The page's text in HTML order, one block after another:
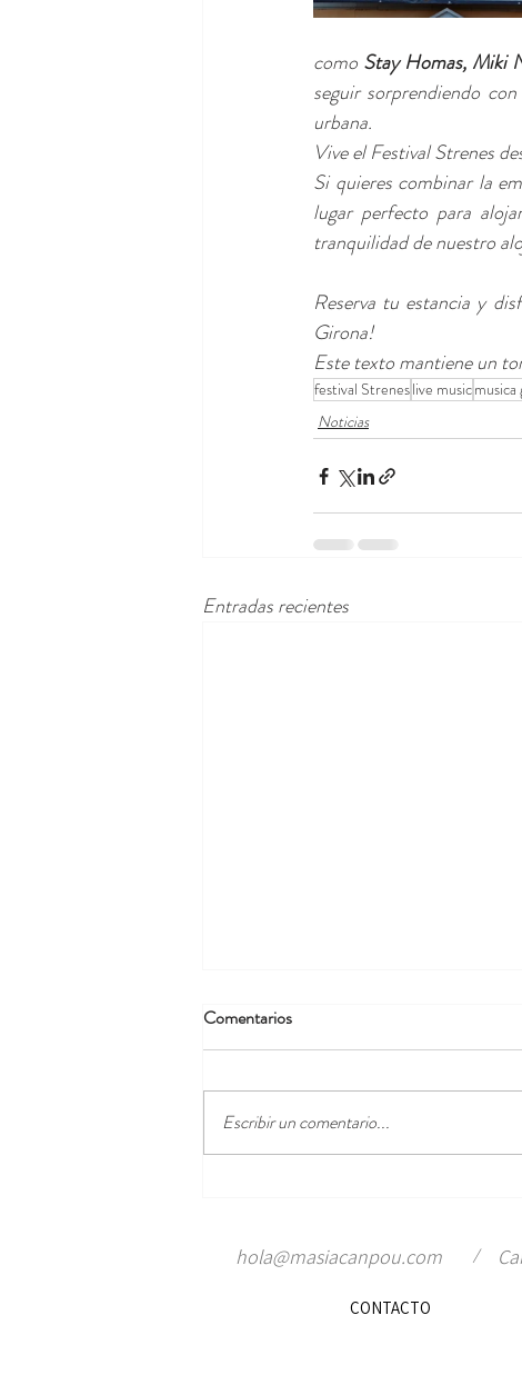
como Stay Homas, Miki
seguir sorprendiendo
urbana.
Vive el Festival Strenes
Si quieres combinar la
lugar perfecto para
tranquilidad de nuestro
Reserva tu estancia y
Girona!
Este texto mantiene un
festival Streneslive musicmusica
Noticias
Entradas recientes
Comentarios
Escribir un comentario...
hola@masiacanpou.com /
CONTACTO